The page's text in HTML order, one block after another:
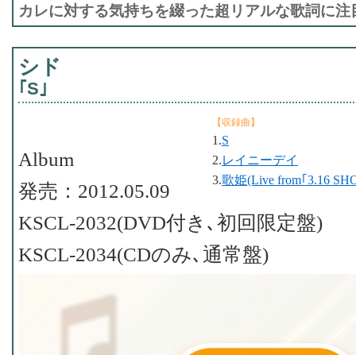
カレに対する気持ちを綴った超リアルな歌詞に注
シド
｢S｣
【収録曲】
1.S
2.レイニーデイ
3.歌姫(Live from｢3.16
Album
発売：2012.05.09
KSCL-2032(DVD付き､初回限定盤)
KSCL-2034(CDのみ､通常盤)